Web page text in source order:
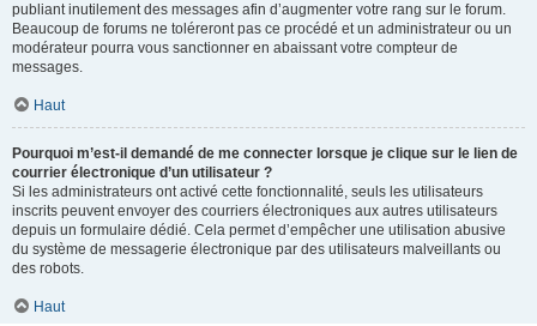
publiant inutilement des messages afin d’augmenter votre rang sur le forum.
Beaucoup de forums ne toléreront pas ce procédé et un administrateur ou un
modérateur pourra vous sanctionner en abaissant votre compteur de
messages.
Haut
Pourquoi m’est-il demandé de me connecter lorsque je clique sur le lien de
courrier électronique d’un utilisateur ?
Si les administrateurs ont activé cette fonctionnalité, seuls les utilisateurs
inscrits peuvent envoyer des courriers électroniques aux autres utilisateurs
depuis un formulaire dédié. Cela permet d’empêcher une utilisation abusive
du système de messagerie électronique par des utilisateurs malveillants ou
des robots.
Haut